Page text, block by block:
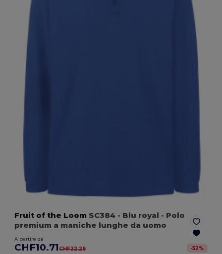
Fruit of the Loom SC384 - Blu royal - Polo
premium a maniche lunghe da uomo
A partire da
CHF10.71CHF22.29 -52%